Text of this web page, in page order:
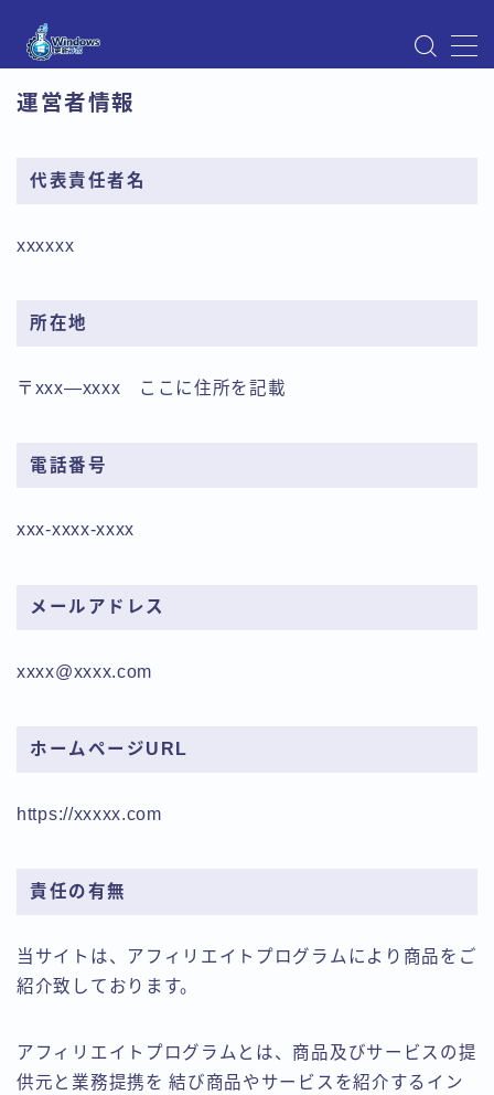
Instagram
Windows Update不具合・対処法
プライバシーポリシー
利用規約／特定商取引法に基づく表記
運営者情報
代表責任者名
xxxxxx
所在地
〒xxx―xxxx ここに住所を記載
電話番号
xxx-xxxx-xxxx
メールアドレス
xxxx@xxxx.com
ホームページURL
https://xxxxx.com
責任の有無
当サイトは、アフィリエイトプログラムにより商品をご
紹介致しております。
アフィリエイトプログラムとは、商品及びサービスの提
供元と業務提携を 結び商品やサービスを紹介するイン